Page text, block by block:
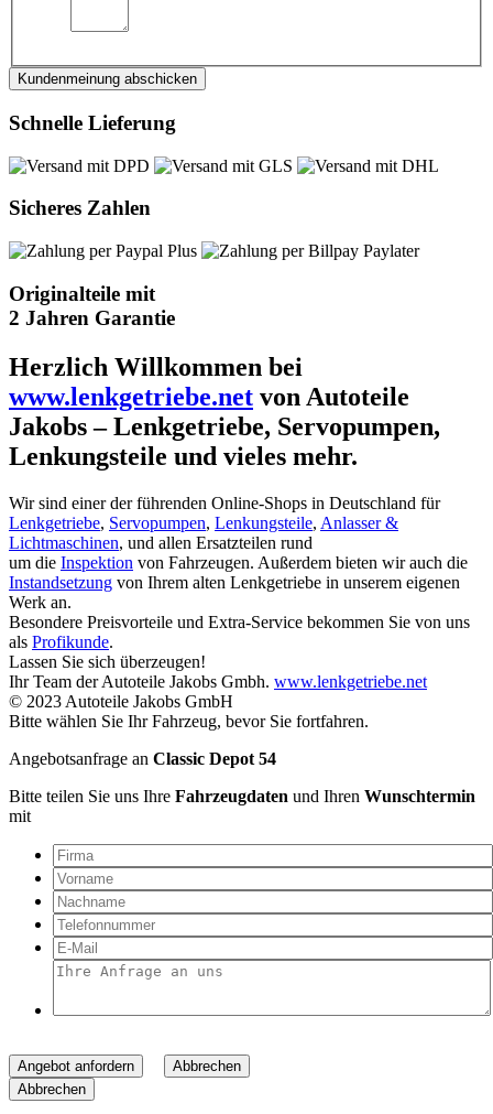
Kundenmeinung abschicken
Schnelle Lieferung
Sicheres Zahlen
Originalteile mit
2 Jahren Garantie
Herzlich Willkommen bei
www.lenkgetriebe.net von Autoteile
Jakobs – Lenkgetriebe, Servopumpen,
Lenkungsteile und vieles mehr.
Wir sind einer der führenden Online-Shops in Deutschland für
Lenkgetriebe, Servopumpen, Lenkungsteile, Anlasser &
Lichtmaschinen, und allen Ersatzteilen rund
um die Inspektion von Fahrzeugen. Außerdem bieten wir auch die
Instandsetzung von Ihrem alten Lenkgetriebe in unserem eigenen
Werk an.
Besondere Preisvorteile und Extra-Service bekommen Sie von uns
als Profikunde.
Lassen Sie sich überzeugen!
Ihr Team der Autoteile Jakobs Gmbh. www.lenkgetriebe.net
© 2023 Autoteile Jakobs GmbH
Bitte wählen Sie Ihr Fahrzeug, bevor Sie fortfahren.
Angebotsanfrage an Classic Depot 54
Bitte teilen Sie uns Ihre Fahrzeugdaten und Ihren Wunschtermin
mit
Angebot anfordern
Abbrechen
Abbrechen